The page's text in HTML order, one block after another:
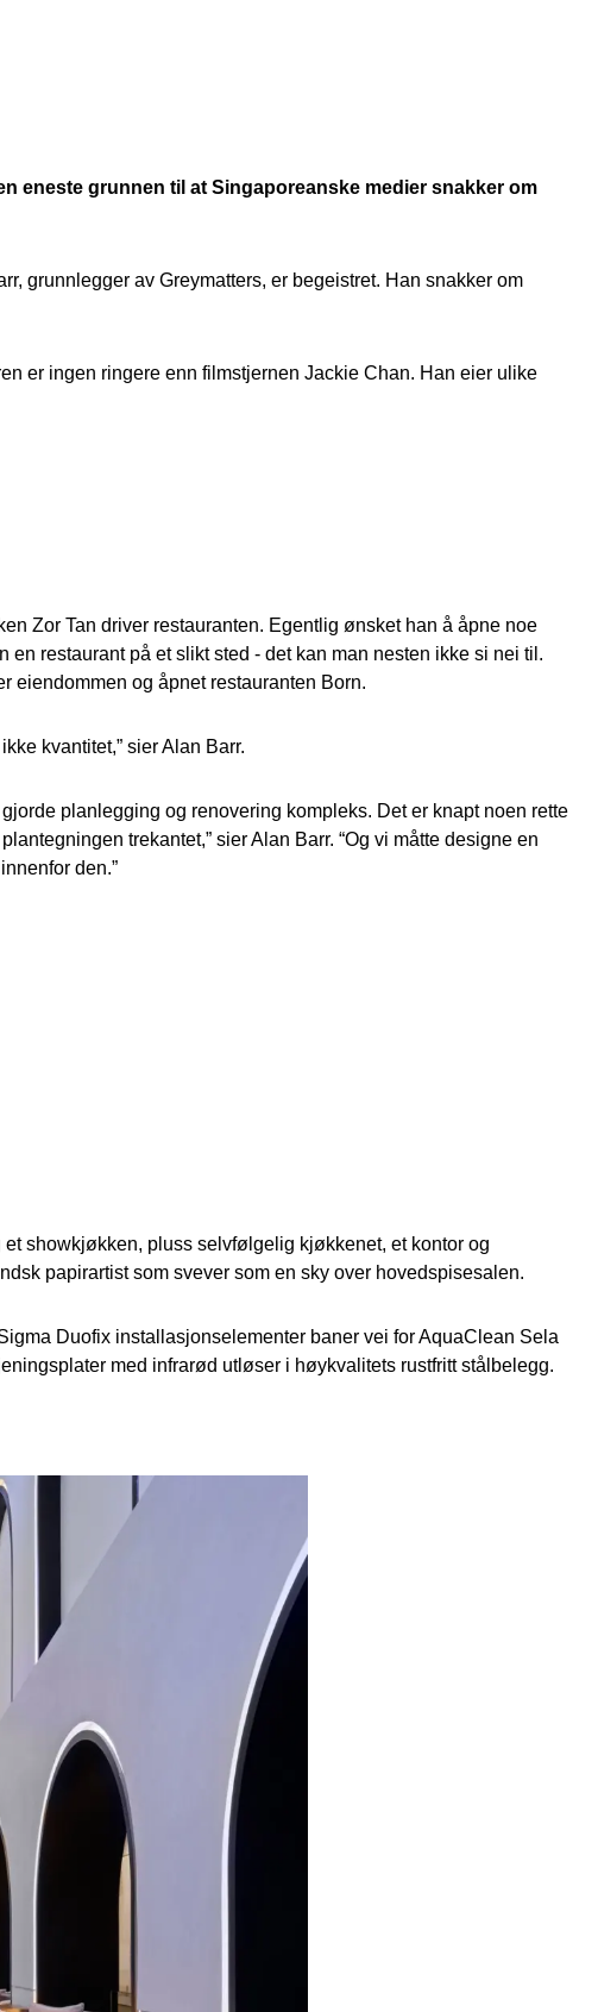
eneste grunnen til at Singaporeanske medier snakker om
grunnlegger av Greymatters, er begeistret. Han snakker om
er ingen ringere enn filmstjernen Jackie Chan. Han eier ulike
Zor Tan driver restauranten. Egentlig ønsket han å åpne noe
en restaurant på et slikt sted - det kan man nesten ikke si nei til.
eiendommen og åpnet restauranten Born.
kvantitet,” sier Alan Barr.
planlegging og renovering kompleks. Det er knapt noen rette
trekantet,” sier Alan Barr. “Og vi måtte designe en
den.”
showkjøkken, pluss selvfølgelig kjøkkenet, et kontor og
papirartist som svever som en sky over hovedspisesalen.
Duofix installasjonselementer baner vei for AquaClean Sela
med infrarød utløser i høykvalitets rustfritt stålbelegg.